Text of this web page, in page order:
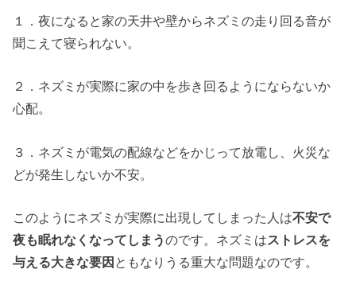
１．夜になると家の天井や壁からネズミの走り回る音が
聞こえて寝られない。
２．ネズミが実際に家の中を歩き回るようにならないか
心配。
３．ネズミが電気の配線などをかじって放電し、火災な
どが発生しないか不安。
このようにネズミが実際に出現してしまった人は不安で
夜も眠れなくなってしまうのです。ネズミはストレスを
与える大きな要因 ともなりうる重大な問題なのです。